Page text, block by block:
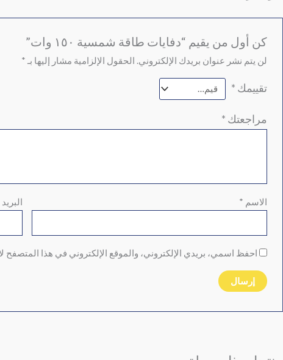
كن أول من يقيم “دفايات طاقة شمسية ١٥٠ وات”
لن يتم نشر عنوان بريدك الإلكتروني. الحقول الإلزامية مشار إليها بـ *
تقييمك *
مراجعتك *
الاسم *
احفظ اسمي، بريدي الإلكتروني، والموقع الإلكتروني في هذا المتصفح